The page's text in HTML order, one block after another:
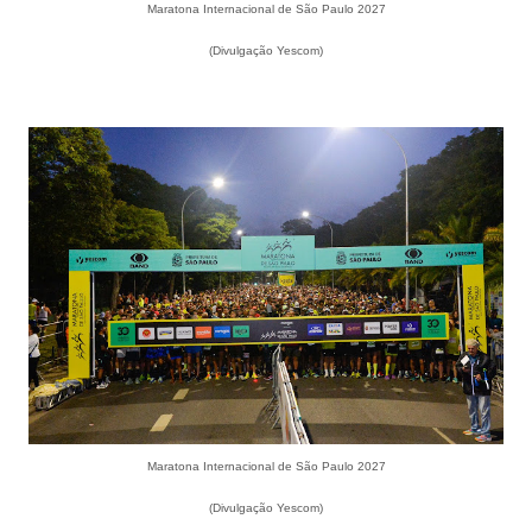
Maratona Internacional de São Paulo 2027
(Divulgação Yescom)
Maratona Internacional de São Paulo 2027
(Divulgação Yescom)